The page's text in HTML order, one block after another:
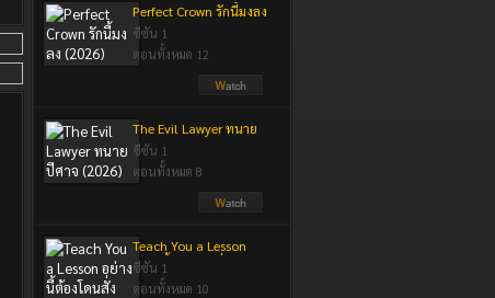
Perfect Crown รักนี้มงลง
(2026)
ซีซัน 1
ตอนทั้งหมด 12
The Evil Lawyer ทนาย
ปีศาจ (2026)
ซีซัน 1
ตอนทั้งหมด 8
Teach You a Lesson
อย่างนี้ต้องโดนสั่งสอน
(2026)
ซีซัน 1
ตอนทั้งหมด 10